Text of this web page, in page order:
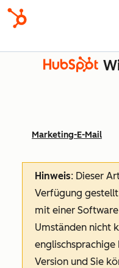
Marketing-E-Mail
Hinweis: Dieser
Verfügung
mit einer
Umständen nicht
englischsprachige
Version und Sie